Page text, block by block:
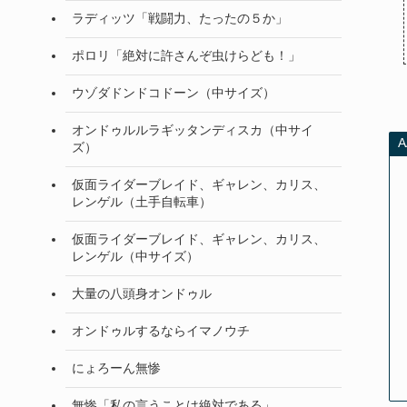
ラディッツ「戦闘力、たったの５か」
ポロリ「絶対に許さんぞ虫けらども！」
ウゾダドンドコドーン（中サイズ）
オンドゥルルラギッタンディスカ（中サイ
ズ）
仮面ライダーブレイド、ギャレン、カリス、
レンゲル（土手自転車）
仮面ライダーブレイド、ギャレン、カリス、
レンゲル（中サイズ）
大量の八頭身オンドゥル
オンドゥルするならイマノウチ
にょろーん無惨